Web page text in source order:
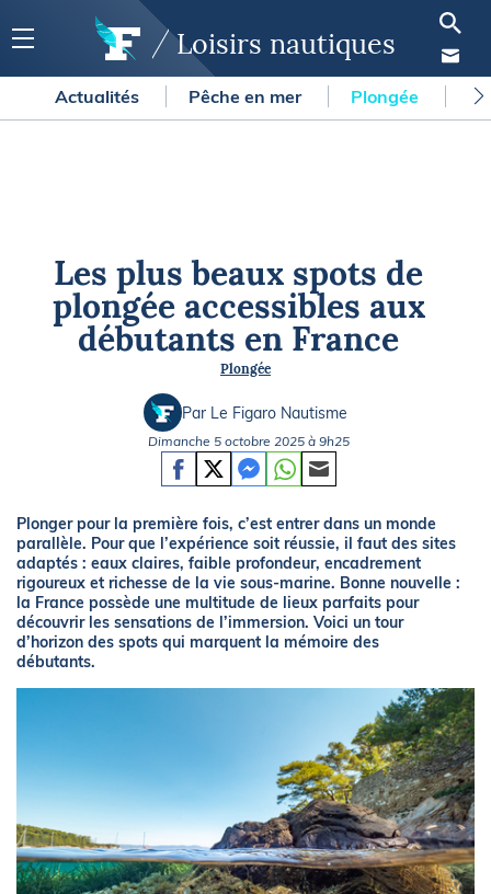
Loisirs nautiques
Actualités Pêche en mer Plongée
Les plus beaux spots de
plongée accessibles aux
débutants en France
Plongée
Par Le Figaro Nautisme
Dimanche 5 octobre 2025 à 9h25
Plonger pour la première fois, c’est entrer dans un monde
parallèle. Pour que l’expérience soit réussie, il faut des sites
adaptés : eaux claires, faible profondeur, encadrement
rigoureux et richesse de la vie sous-marine. Bonne nouvelle :
la France possède une multitude de lieux parfaits pour
découvrir les sensations de l’immersion. Voici un tour
d’horizon des spots qui marquent la mémoire des
débutants.